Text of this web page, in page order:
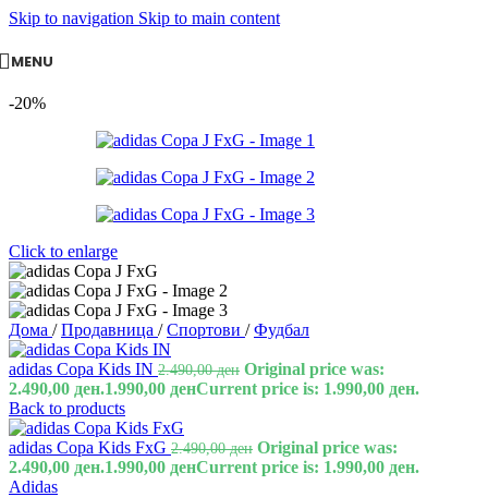
Skip to navigation Skip to main content
MENU
-20%
Click to enlarge
Дома / Продавница / Спортови / Фудбал
adidas Copa Kids IN 2.490,00ден Original price was:
2.490,00 ден.1.990,00 денCurrent price is: 1.990,00 ден.
Back to products
adidas Copa Kids FxG 2.490,00ден Original price was:
2.490,00 ден.1.990,00 денCurrent price is: 1.990,00 ден.
Adidas